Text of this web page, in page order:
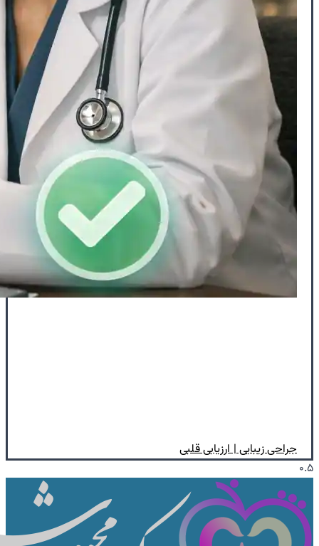
جراحی‌ زیبایی | ارزیابی قلبی